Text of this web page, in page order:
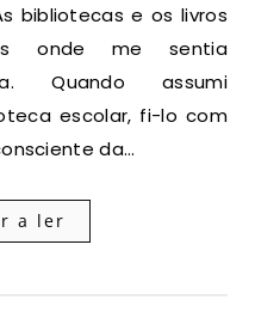
bibliotecas e os livros
onde me sentia
Quando assumi
escolar, fi-lo com
da…
a ler